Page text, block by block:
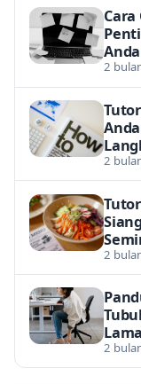
Anda
2
2
2
Lama
2